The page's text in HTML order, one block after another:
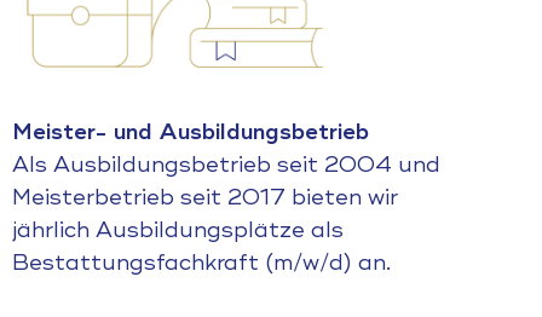
Meister- und Ausbildungsbetrieb
Als Ausbildungsbetrieb seit 2004 und
Meisterbetrieb seit 2017 bieten wir
jährlich Ausbildungsplätze als
Bestattungsfachkraft (m/w/d) an.